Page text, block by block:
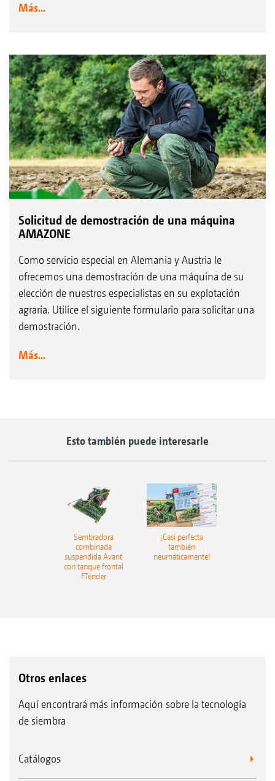
Más...
Solicitud de demostración de una máquina
AMAZONE
Como servicio especial en Alemania y Austria le
ofrecemos una demostración de una máquina de su
elección de nuestros especialistas en su explotación
agraria. Utilice el siguiente formulario para solicitar una
demostración.
Más...
Esto también puede interesarle
Sembradora
combinada
suspendida Avant
con tanque frontal
FTender
¡Casi perfecta
también
neumáticamente!
Otros enlaces
Aquí encontrará más información sobre la tecnología
de siembra
Catálogos